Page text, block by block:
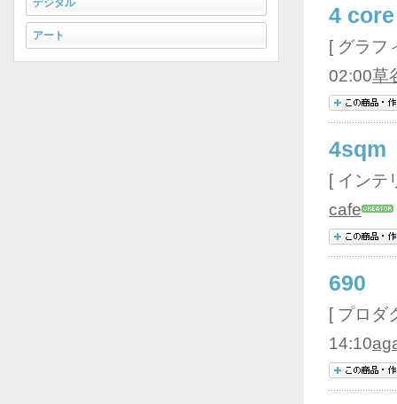
4
[ グラフ
02:00草
4sqm
[ インテ
cafe
690
[ プロダ
14:10
デジタル
アート